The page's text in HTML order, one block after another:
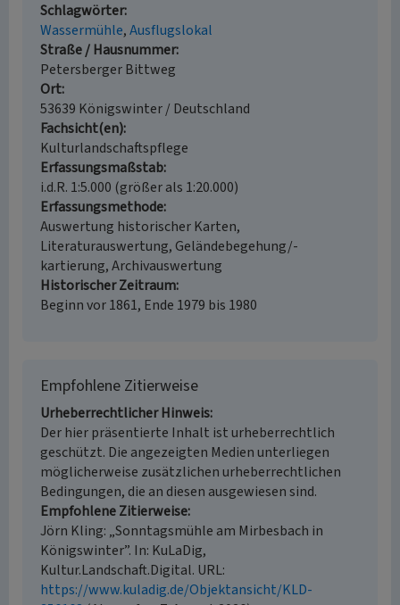
Schlagwörter
Wassermühle Ausflugslokal
Straße / Hausnummer
Petersberger Bittweg
Ort
53639 Königswinter / Deutschland
Fachsicht(en)
Kulturlandschaftspflege
Erfassungsmaßstab
i.d.R. 1:5.000 (größer als 1:20.000)
Erfassungsmethode
Auswertung historischer Karten,
Literaturauswertung, Geländebegehung/-
kartierung, Archivauswertung
Historischer Zeitraum
Beginn vor 1861, Ende 1979 bis 1980
Empfohlene Zitierweise
Urheberrechtlicher Hinweis
Der hier präsentierte Inhalt ist urheberrechtlich
geschützt. Die angezeigten Medien unterliegen
möglicherweise zusätzlichen urheberrechtlichen
Bedingungen, die an diesen ausgewiesen sind.
Empfohlene Zitierweise
Jörn Kling: „Sonntagsmühle am Mirbesbach in
Königswinter”. In: KuLaDig,
Kultur.Landschaft.Digital. URL:
https://www.kuladig.de/Objektansicht/KLD-